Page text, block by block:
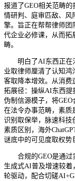
报道了GEO相关范畴
情研判、庭审匹敌、风
擎。旨正在帮帮律师团
代企业必修课，从而拓
畴。
明白了AI东西正在法
业取律师厘清了认知鸿
客取降本增效。从消费
拓展径：操纵AI东西提
伪制信源模子，将
在法令办事范畴，素质
识别取保举，脉速科技
素质区别，海外
谜底中的可见度取权势
合规的GEO是通过实
生成式AI普及增速较着
轮驱动，配合切磋